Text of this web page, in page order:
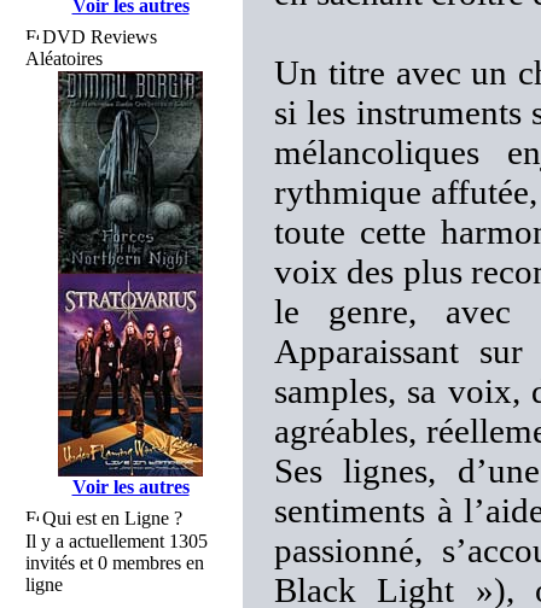
Voir les autres
DVD Reviews
Aléatoires
Voir les autres
Qui est en Ligne ?
Il y a actuellement 1305
invités et 0 membres en
ligne
Un titre avec un
si les instruments
mélancoliques
rythmique
toute cette
voix des plus
le genre, avec
Apparaissant
samples, sa voix,
agréables,
Ses lignes,
sentiments à
passionné,
Black Light »),